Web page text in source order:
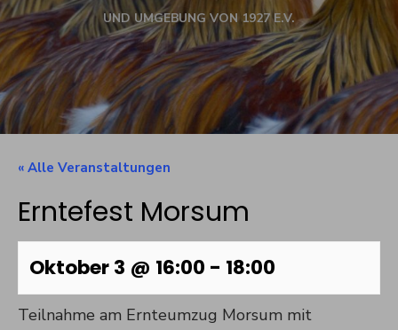
UND UMGEBUNG VON 1927 E.V.
« Alle Veranstaltungen
Erntefest Morsum
Oktober 3 @ 16:00 - 18:00
Teilnahme am Ernteumzug Morsum mit